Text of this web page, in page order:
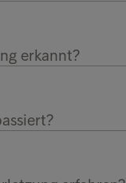
erkannt?